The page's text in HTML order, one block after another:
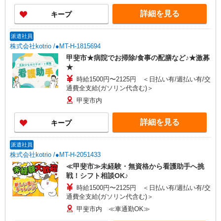
キープ 詳細を見る
派遣社員
株式会社kotrio /●MT-H-1815694
甲斐市★病院でお掃除/食事の配膳など♪★激募
★
時給1500円〜2125円 ＜日払い有/週払い有/交
通費全支給(ガソリン代含む)＞
甲斐市内
キープ 詳細を見る
派遣社員
株式会社kotrio /●MT-H-2051433
≪甲斐市≫未経験・無資格から看護助手へ挑
戦！シフト相談OK♪
時給1500円〜2125円 ＜日払い有/週払い有/交
通費全支給(ガソリン代含む)＞
甲斐市内 ≪車通勤OK≫